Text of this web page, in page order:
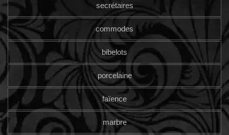
secrétaires
commodes
bibelots
porcelaine
faïence
marbre